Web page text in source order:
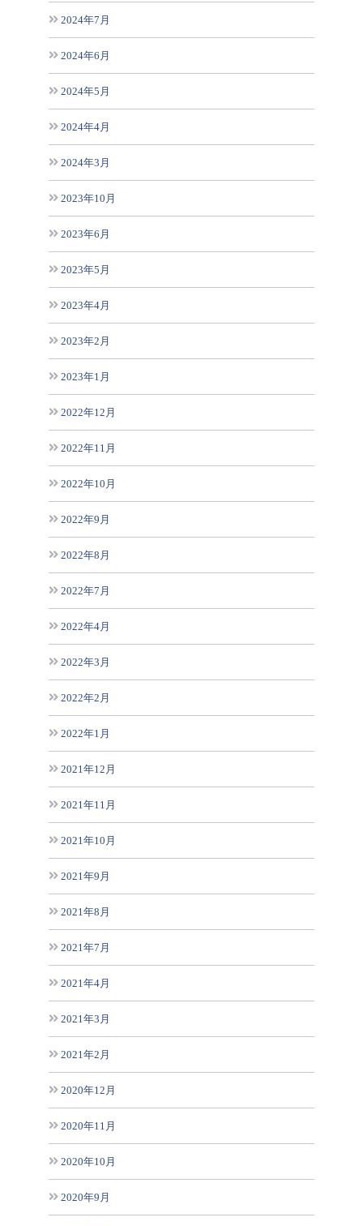
2024年7月
2024年6月
2024年5月
2024年4月
2024年3月
2023年10月
2023年6月
2023年5月
2023年4月
2023年2月
2023年1月
2022年12月
2022年11月
2022年10月
2022年9月
2022年8月
2022年7月
2022年4月
2022年3月
2022年2月
2022年1月
2021年12月
2021年11月
2021年10月
2021年9月
2021年8月
2021年7月
2021年4月
2021年3月
2021年2月
2020年12月
2020年11月
2020年10月
2020年9月